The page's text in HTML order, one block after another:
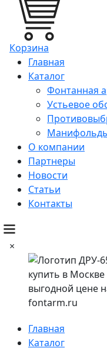
Корзина
Главная
Каталог
Фонтанная
Устьевое
О компании
Партнеры
Новости
Статьи
Контакты
×
Главная
Каталог